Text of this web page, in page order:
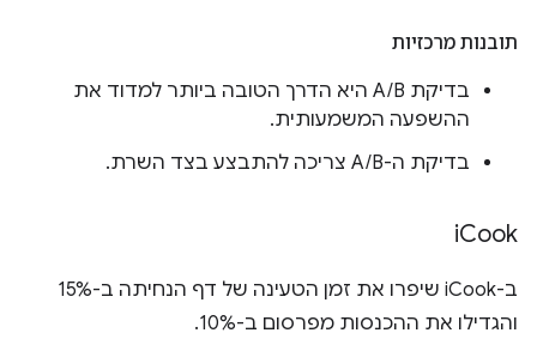
תובנות מרכזיות
בדיקת A/B היא הדרך הטובה ביותר למדוד את
ההשפעה המשמעותית.
בדיקת ה-A/B צריכה להתבצע בצד השרת.
iCook
ב-iCook שיפרו את זמן הטעינה של דף הנחיתה ב-15%
והגדילו את ההכנסות מפרסום ב-10%.